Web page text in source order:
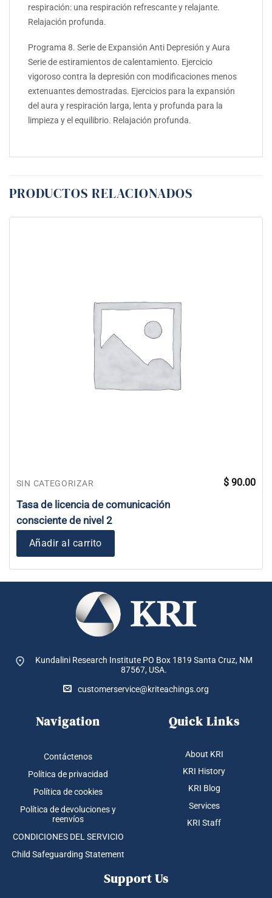
respiración: una respiración refrescante y relajante.
Relajación profunda.
Programa 8. Serie de Expansión Anti Depresión y Aura
Serie de estiramientos de calentamiento. Ejercicio
vigoroso contra la depresión con modificaciones menos
extenuantes demostradas. Ejercicios para la expansión
del aura y respiración larga, lenta y profunda para la
limpieza y el equilibrio. Relajación profunda.
PRODUCTOS RELACIONADOS
SIN CATEGORIZAR
Tasa de licencia de comunicación
consciente de nivel 2
$ 90.00
Añadir al carrito
Kundalini Research Institute PO Box 1819 Santa Cruz, NM
87567, USA.
customerservice@kriteachings.org
Navigation
Contáctenos
Política de privacidad
Política de cookies
Política de devoluciones y
reenvíos
CONDICIONES DEL SERVICIO
Child Safeguarding Statement
Quick Links
About KRI
KRI History
KRI Blog
Services
KRI Staff
Support Us